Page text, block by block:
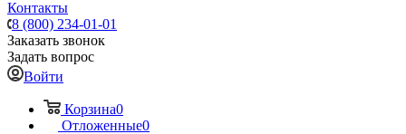
Контакты
8 (800) 234-01-01
Заказать звонок
Задать вопрос
Войти
Корзина0
Отложенные0